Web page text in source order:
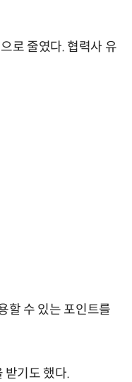
로 줄였다. 협력사 유
할 수 있는 포인트를
받기도 했다.